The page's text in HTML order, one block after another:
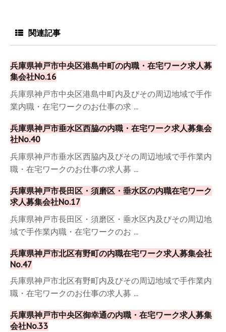
関連記事
兵庫県神戸市中央区港島中町の内職・在宅ワーク求人募
集会社No.16
兵庫県神戸市中央区港島中町内及びその周辺地域で手作
業内職・在宅ワークのお仕事の求 ...
兵庫県神戸市垂水区西脇の内職・在宅ワーク求人募集会
社No.40
兵庫県神戸市垂水区西脇内及びその周辺地域で手作業内
職・在宅ワークのお仕事の求人募 ...
兵庫県神戸市長田区・須磨区・垂水区の内職在宅ワーク
求人募集会社No.17
兵庫県神戸市長田区・須磨区・垂水区内及びその周辺地
域で手作業内職・在宅ワークのお ...
兵庫県神戸市北区有野町の内職在宅ワーク求人募集会社
No.47
兵庫県神戸市北区有野町内及びその周辺地域で手作業内
職・在宅ワークのお仕事の求人募 ...
兵庫県神戸市中央区御幸通の内職・在宅ワーク求人募集
会社No.33